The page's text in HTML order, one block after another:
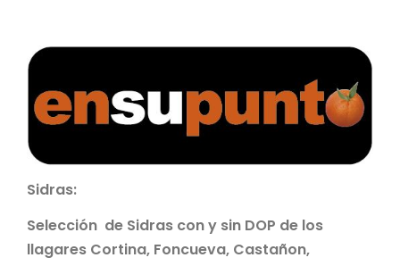
Sidras:
Selección de Sidras con y sin DOP de los
llagares Cortina, Foncueva, Castañon,